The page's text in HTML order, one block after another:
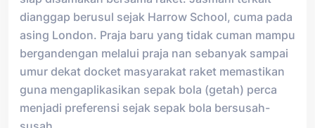
dianggap berusul sejak Harrow School, cuma pada
asing London. Praja baru yang tidak cuman mampu
bergandengan melalui praja nan sebanyak sampai
umur dekat docket masyarakat raket memastikan
guna mengaplikasikan sepak bola (getah) perca
menjadi preferensi sejak sepak bola bersusah-